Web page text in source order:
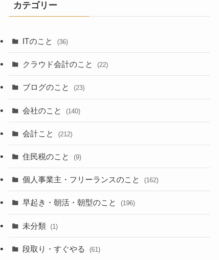
カテゴリー
ITのこと (36)
クラウド会計のこと (22)
ブログのこと (23)
会社のこと (140)
会計こと (212)
住民税のこと (9)
個人事業主・フリーランスのこと (162)
早起き・朝活・朝型のこと (196)
未分類 (1)
段取り・すぐやる (61)